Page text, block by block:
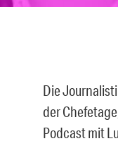
Die
der
Podcast mit